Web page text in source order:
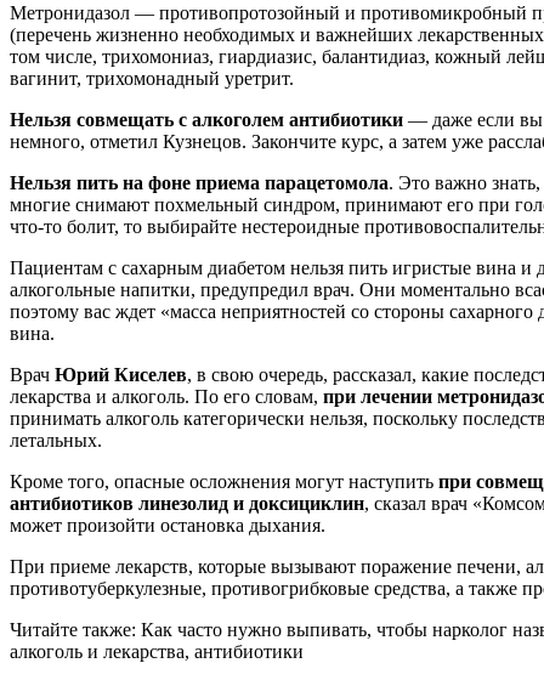
Метронидазол — противопротозойный и противомикробный
(перечень жизненно необходимых и важнейших
том числе, трихомониаз, гиардиазис, балантидиаз, кожный
вагинит, трихомонадный уретрит.
Нельзя совмещать с алкоголем антибиотики — даже если вы
немного, отметил Кузнецов. Закончите курс, а затем уже
Нельзя пить на фоне приема парацетомола. Это важно
многие снимают похмельный синдром, принимают его при
что-то болит, то выбирайте нестероидные
Пациентам с сахарным диабетом нельзя пить игристые вина и
алкогольные напитки, предупредил врач. Они моментально
поэтому вас ждет «масса неприятностей со стороны сахарного
вина.
Врач Юрий Киселев, в свою очередь, рассказал, какие
лекарства и алкоголь. По его словам, при лечении
принимать алкоголь категорически нельзя, поскольку
летальных.
Кроме того, опасные осложнения могут наступить при
антибиотиков линезолид и доксициклин, сказал врач
может произойти остановка дыхания.
При приеме лекарств, которые вызывают поражение печени,
противотуберкулезные, противогрибковые средства, а также
Читайте также: Как часто нужно выпивать, чтобы нарколог
алкоголь и лекарства, антибиотики